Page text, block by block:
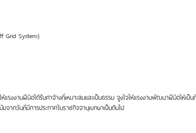
Grid System)
รงงานฝีมือได้รับค่าจ้างที่เหมาะสมและเป็นธรรม จูงใจให้แรงงานพัฒนาฝีมือให้เ
ากวันที่มีการประกาศในราชกิจจานุเบกษาเป็นต้นไป